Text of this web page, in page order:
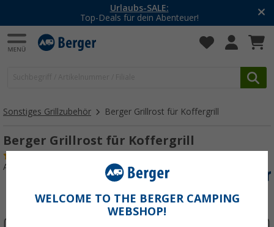
-20% auf Kleidung und Schuhe
Mit dem Aktionscode20SSV
Sonstiges Grillzubehör Berger Grillrost für Koffergrill
Berger Grillrost für Koffergrill
Art.-Nr.: 358157
WELCOME TO THE BERGER CAMPING
WEBSHOP!